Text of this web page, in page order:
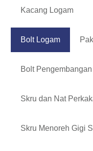
Kacang Logam
Bolt Logam
Bolt Pengembangan
Skru dan Nat
Skru Menoreh Gigi